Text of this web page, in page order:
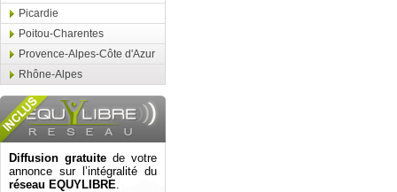
Picardie
Poitou-Charentes
Provence-Alpes-Côte d'Azur
Rhône-Alpes
Diffusion gratuite de votre
annonce sur l’intégralité du
réseau EQUYLIBRE.